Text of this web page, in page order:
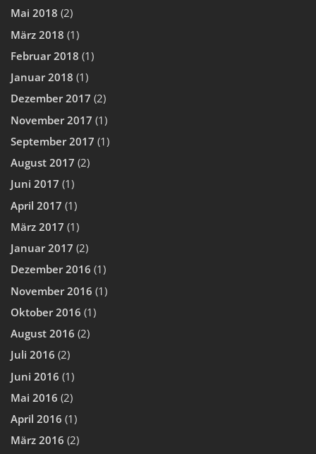
Mai 2018 (2)
März 2018 (1)
Februar 2018 (1)
Januar 2018 (1)
Dezember 2017 (2)
November 2017 (1)
September 2017 (1)
August 2017 (2)
Juni 2017 (1)
April 2017 (1)
März 2017 (1)
Januar 2017 (2)
Dezember 2016 (1)
November 2016 (1)
Oktober 2016 (1)
August 2016 (2)
Juli 2016 (2)
Juni 2016 (1)
Mai 2016 (2)
April 2016 (1)
März 2016 (2)